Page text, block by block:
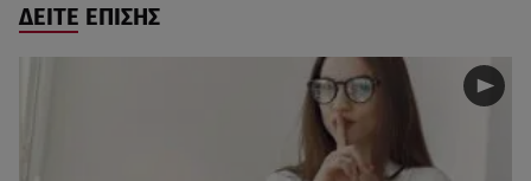
ΔΕΙΤΕ ΕΠΙΣΗΣ